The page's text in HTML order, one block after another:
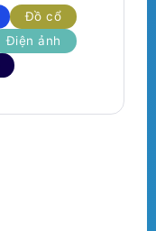
Đồ cổ
Điện ảnh